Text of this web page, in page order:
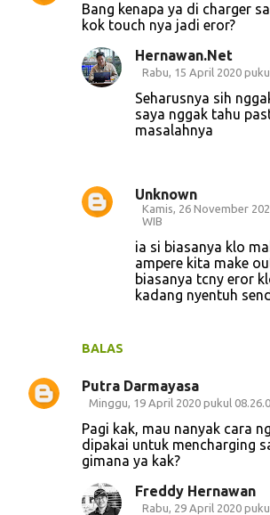
Bang kenapa ya di charger
kok touch nya jadi eror?
BALAS
Hernawan.Net
Rabu, 15 April 2020
Seharusnya sih
saya nggak tahu
masalahnya
Unknown
Kamis, 26 November
WIB
ia si biasanya klo
ampere kita make
biasanya tcny eror
kadang nyentuh
Putra Darmayasa
Minggu, 19 April 2020 pukul
Pagi kak, mau nanyak cara
dipakai untuk mencharging
gimana ya kak?
Freddy Hernawan
Rabu, 29 April 2020